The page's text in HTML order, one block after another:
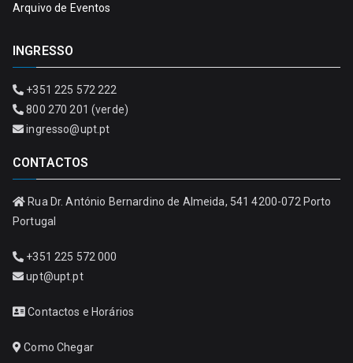
Arquivo de Eventos
INGRESSO
+351 225 572 222
800 270 201 (verde)
ingresso@upt.pt
CONTACTOS
Rua Dr. António Bernardino de Almeida, 541 4200-072 Porto
Portugal
+351 225 572 000
upt@upt.pt
Contactos e Horários
Como Chegar